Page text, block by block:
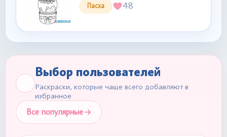
Пасха 48
Выбор пользователей
Раскраски, которые чаще всего добавляют в
избранное
Все популярные